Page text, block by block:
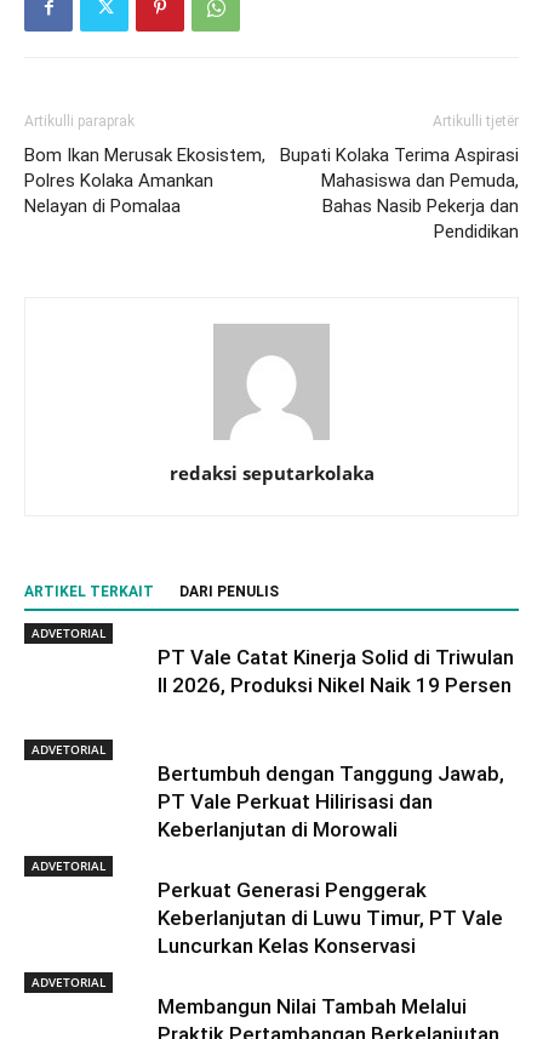
Artikulli paraprak
Bom Ikan Merusak Ekosistem,
Polres Kolaka Amankan
Nelayan di Pomalaa
Artikulli tjetër
Bupati Kolaka Terima Aspirasi
Mahasiswa dan Pemuda,
Bahas Nasib Pekerja dan
Pendidikan
redaksi seputarkolaka
ARTIKEL TERKAIT DARI PENULIS
ADVETORIAL
PT Vale Catat Kinerja Solid di Triwulan
II 2026, Produksi Nikel Naik 19 Persen
ADVETORIAL
Bertumbuh dengan Tanggung Jawab,
PT Vale Perkuat Hilirisasi dan
Keberlanjutan di Morowali
ADVETORIAL
Perkuat Generasi Penggerak
Keberlanjutan di Luwu Timur, PT Vale
Luncurkan Kelas Konservasi
ADVETORIAL
Membangun Nilai Tambah Melalui
Praktik Pertambangan Berkelanjutan,